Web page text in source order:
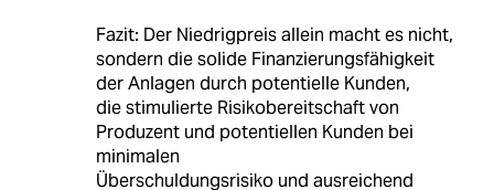
Fazit: Der Niedrigpreis allein macht es nicht,
sondern die solide Finanzierungsfähigkeit
der Anlagen durch potentielle Kunden,
die stimulierte Risikobereitschaft von
Produzent und potentiellen Kunden bei
minimalen
Überschuldungsrisiko und ausreichend